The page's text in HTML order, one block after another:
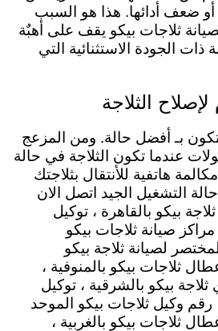
ضعف أدائها. هذا هو السبب
ثلاجات بيكو يقف على أهبٌة
ذات الجودة الاستثنائية التي
الثلاجة
بـ أفضل حالة. ومن المزعج
عندما تكون الثلاجة في حالة
هاتفية للأنتقال بثلاجتك
التشغيل الجيد اتصل الان
ثلاجة بيكو بالقاهرة ، توكيل
مراكز صيانة ثلاجات بيكو
لصيانة ثلاجة بيكو
ثلاجات بيكو بالمنوفية ،
بيكو بالشرقية ، توكيل
رقم وكيل ثلاجات بيكو الموحد
ثلاجات بيكو بالغربية ،